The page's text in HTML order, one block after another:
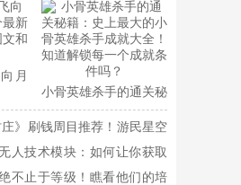
月
视
小骨英雄杀手的通关秘
籍：史上最大的小骨英
雄杀手成就大全！知道
解锁每一个成就条件
庄》刷钱周目推荐！游民星空
定金钱难题！
人技术模块：如何让你获取
的视野？
不止于等级！瞧看他们的培